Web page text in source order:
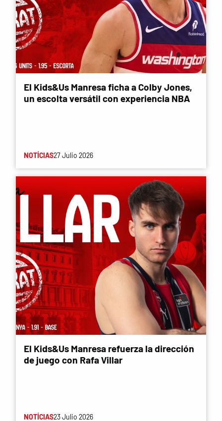
El Kids&Us Manresa ficha a Colby Jones,
un escolta versátil con experiencia NBA
NOTÍCIAS27 Julio 2026
El Kids&Us Manresa refuerza la dirección
de juego con Rafa Villar
NOTÍCIAS23 Julio 2026